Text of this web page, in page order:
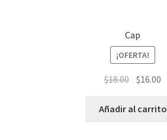
Cap
¡OFERTA!
$18.00 $16.00
Añadir al carrito